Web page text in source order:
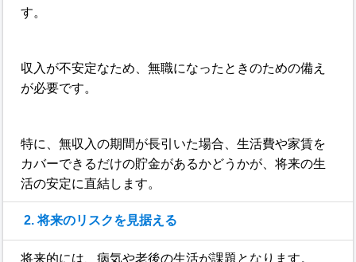
す。
収入が不安定なため、無職になったときのための備え
が必要です。
特に、無収入の期間が長引いた場合、生活費や家賃を
カバーできるだけの貯金があるかどうかが、将来の生
活の安定に直結します。
2. 将来のリスクを見据える
将来的には、病気や老後の生活が課題となります。